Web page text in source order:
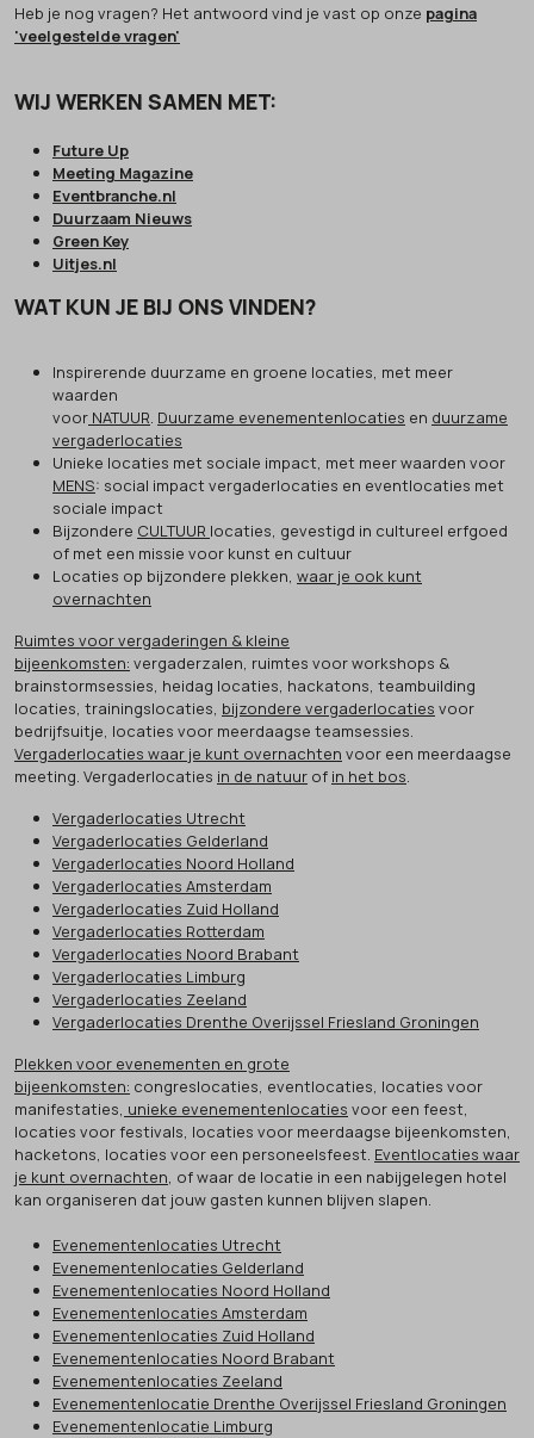
Heb je nog vragen? Het antwoord vind je vast op onze pagina
'veelgestelde vragen'
WIJ WERKEN SAMEN MET:
Future Up
Meeting Magazine
Eventbranche.nl
Duurzaam Nieuws
Green Key
Uitjes.nl
WAT KUN JE BIJ ONS VINDEN?
Inspirerende duurzame en groene locaties, met meer
waarden
voor NATUUR. Duurzame evenementenlocaties en duurzame
vergaderlocaties
Unieke locaties met sociale impact, met meer waarden voor
MENS: social impact vergaderlocaties en eventlocaties met
sociale impact
Bijzondere CULTUUR locaties, gevestigd in cultureel erfgoed
of met een missie voor kunst en cultuur
Locaties op bijzondere plekken, waar je ook kunt
overnachten
Ruimtes voor vergaderingen & kleine
bijeenkomsten: vergaderzalen, ruimtes voor workshops &
brainstormsessies, heidag locaties, hackatons, teambuilding
locaties, trainingslocaties, bijzondere vergaderlocaties voor
bedrijfsuitje, locaties voor meerdaagse teamsessies.
Vergaderlocaties waar je kunt overnachten voor een meerdaagse
meeting. Vergaderlocaties in de natuur of in het bos.
Vergaderlocaties Utrecht
Vergaderlocaties Gelderland
Vergaderlocaties Noord Holland
Vergaderlocaties Amsterdam
Vergaderlocaties Zuid Holland
Vergaderlocaties Rotterdam
Vergaderlocaties Noord Brabant
Vergaderlocaties Limburg
Vergaderlocaties Zeeland
Vergaderlocaties Drenthe Overijssel Friesland Groningen
Plekken voor evenementen en grote
bijeenkomsten: congreslocaties, eventlocaties, locaties voor
manifestaties, unieke evenementenlocaties voor een feest,
locaties voor festivals, locaties voor meerdaagse bijeenkomsten,
hacketons, locaties voor een personeelsfeest. Eventlocaties waar
je kunt overnachten, of waar de locatie in een nabijgelegen hotel
kan organiseren dat jouw gasten kunnen blijven slapen.
Evenementenlocaties Utrecht
Evenementenlocaties Gelderland
Evenementenlocaties Noord Holland
Evenementenlocaties Amsterdam
Evenementenlocaties Zuid Holland
Evenementenlocaties Noord Brabant
Evenementenlocaties Zeeland
Evenementenlocatie Drenthe Overijssel Friesland Groningen
Evenementenlocatie Limburg